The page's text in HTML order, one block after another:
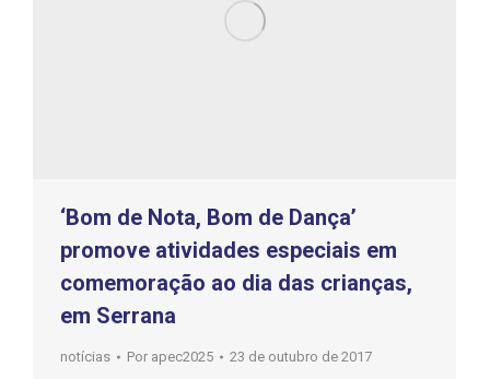
‘Bom de Nota, Bom de Dança’
promove atividades especiais em
comemoração ao dia das crianças,
em Serrana
notícias Por apec2025 23 de outubro de 2017